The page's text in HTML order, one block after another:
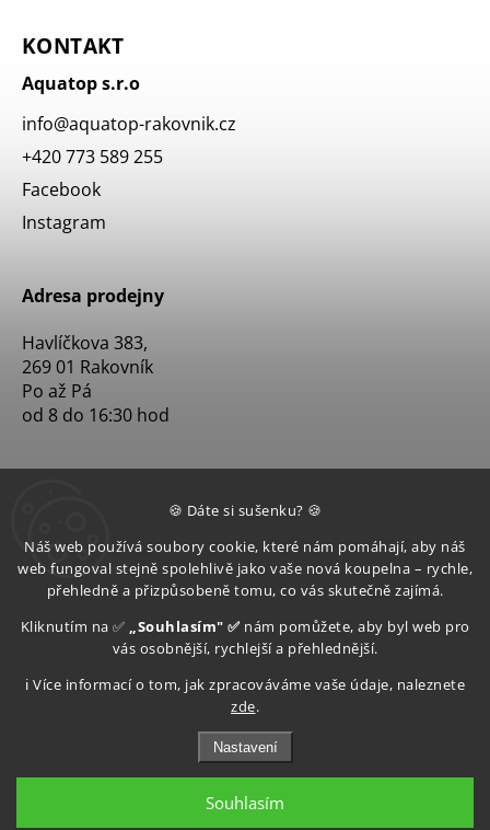
🍪 Dáte si sušenku? 🍪
Náš web používá soubory cookie, které nám pomáhají, aby náš
web fungoval stejně spolehlivě jako vaše nová koupelna – rychle,
přehledně a přizpůsobeně tomu, co vás skutečně zajímá.
Kliknutím na ✅ „Souhlasím" ✅ nám pomůžete, aby byl web pro
vás osobnější, rychlejší a přehlednější.
ℹ️ Více informací o tom, jak zpracováváme vaše údaje, naleznete
zde.
Nastavení
Souhlasím
KONTAKT
Aquatop s.r.o
info@aquatop-rakovnik.cz
+420 773 589 255
Facebook
Instagram
Adresa prodejny
Havlíčkova 383,
269 01 Rakovník
Po až Pá
od 8 do 16:30 hod